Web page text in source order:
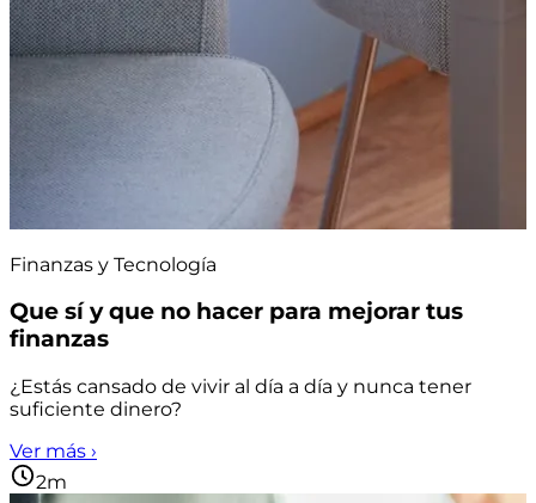
Finanzas y Tecnología
Que sí y que no hacer para mejorar tus
finanzas
¿Estás cansado de vivir al día a día y nunca tener
suficiente dinero?
Ver más ›
2m